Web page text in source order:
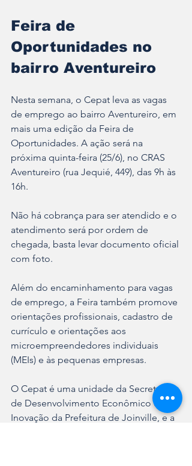
Feira de
Oportunidades no
bairro Aventureiro
Nesta semana, o Cepat leva as vagas
de emprego ao bairro Aventureiro, em
mais uma edição da Feira de
Oportunidades. A ação será na
próxima quinta-feira (25/6), no CRAS
Aventureiro (rua Jequié, 449), das 9h às
16h.
Não há cobrança para ser atendido e o
atendimento será por ordem de
chegada, basta levar documento oficial
com foto.
Além do encaminhamento para vagas
de emprego, a Feira também promove
orientações profissionais, cadastro de
currículo e orientações aos
microempreendedores individuais
(MEIs) e às pequenas empresas.
O Cepat é uma unidade da Secretaria
de Desenvolvimento Econômico e
Inovação da Prefeitura de Joinville, e a